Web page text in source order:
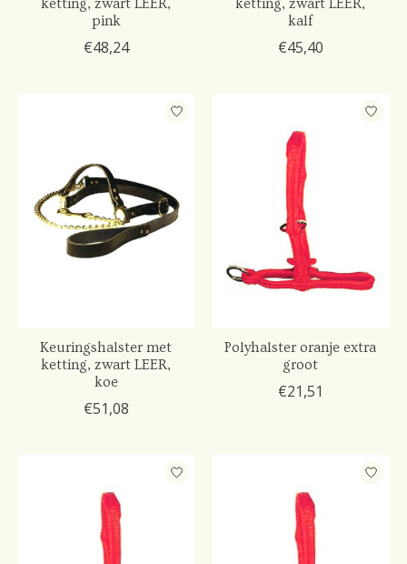
ketting, zwart LEER,
pink
€48,24
ketting, zwart LEER,
kalf
€45,40
Keuringshalster met
ketting, zwart LEER,
koe
€51,08
Polyhalster oranje extra
groot
€21,51